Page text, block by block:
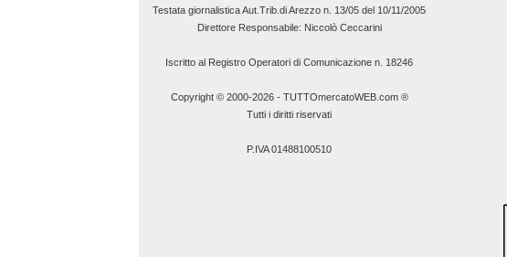
Testata giornalistica Aut.Trib.di Arezzo n. 13/05 del 10/11/2005
Direttore Responsabile: Niccolò Ceccarini
Iscritto al Registro Operatori di Comunicazione n. 18246
Copyright © 2000-2026- TUTTOmercatoWEB.com ®
Tutti i diritti riservati
P.IVA 01488100510